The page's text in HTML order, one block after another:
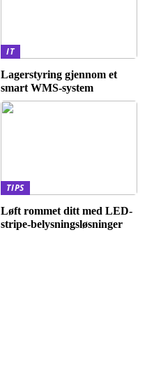
IT
Lagerstyring gjennom et
smart WMS-system
TIPS
Løft rommet ditt med LED-
stripe-belysningsløsninger